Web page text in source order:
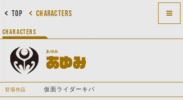
CHARACTERS
TOP
CHARACTERS
あゆみ
あゆみ
登場作品 仮面ライダーキバ